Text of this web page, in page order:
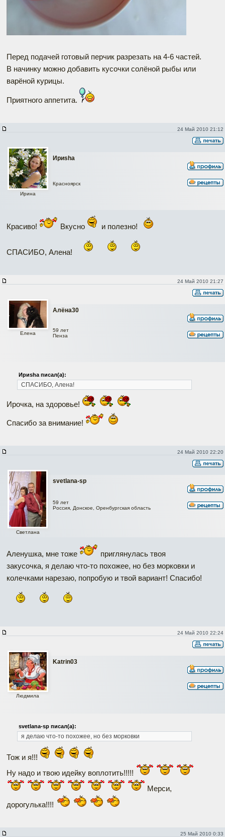
Перед подачей готовый перчик разрезать на 4-6 частей.
В начинку можно добавить кусочки солёной рыбы или
варёной курицы.
Приятного аппетита.
24 Май 2010 21:12
Ириshа
Ирина
Красноярск
Красиво! Вкусно и полезно!
СПАСИБО, Алена!
24 Май 2010 21:27
Алёна30
Елена
59 лет
Пенза
Ириshа писал(а):
СПАСИБО, Алена!
Ирочка, на здоровье!
Спасибо за внимание!
24 Май 2010 22:20
svetlana-sp
Светлана
59 лет
Россия, Донское, Оренбургская область
Аленушка, мне тоже
приглянулась твоя
закусочка, я делаю что-то похожее, но без морковки и
колечками нарезаю, попробую и твой вариант! Спасибо!
24 Май 2010 22:24
Katrin03
Людмила
svetlana-sp писал(а):
я делаю что-то похожее, но без морковки
Тож и я!!!
Ну надо и твою идейку воплотить!!!!!
Мерси,
дорогулька!!!!
25 Май 2010 0:33